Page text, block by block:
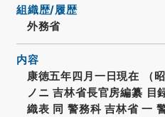
組織歴/履歴
外務省
内容
康徳五年四月一日現在 （
ノニ 吉林省長官房編纂 目
織表 同 警務科 吉林省 一